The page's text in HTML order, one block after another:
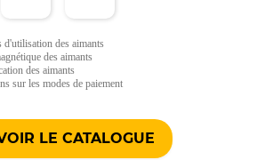
d'utilisation des aimants
des aimants
des aimants
sur les modes de paiement
LE CATALOGUE